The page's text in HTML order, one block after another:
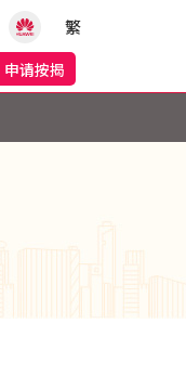
繁
申请按揭